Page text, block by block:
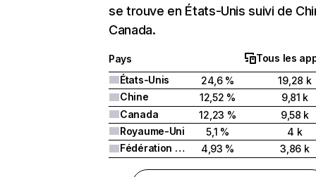
se trouve en États-Unis suivi de
Canada.
Pays
Tous les
États-Unis
24,6 %
19,28 k
Chine
12,52 %
9,81 k
Canada
12,23 %
9,58 k
Royaume-Uni
5,1 %
4 k
Fédération de Russie
4,93 % 3,86 k